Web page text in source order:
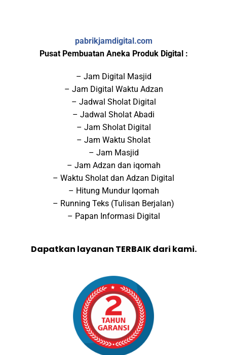
pabrikjamdigital.com
Pusat Pembuatan Aneka Produk Digital :
– Jam Digital Masjid
– Jam Digital Waktu Adzan
– Jadwal Sholat Digital
– Jadwal Sholat Abadi
– Jam Sholat Digital
– Jam Waktu Sholat
– Jam Masjid
– Jam Adzan dan iqomah
– Waktu Sholat dan Adzan Digital
– Hitung Mundur Iqomah
– Running Teks (Tulisan Berjalan)
– Papan Informasi Digital
Dapatkan layanan TERBAIK dari kami.